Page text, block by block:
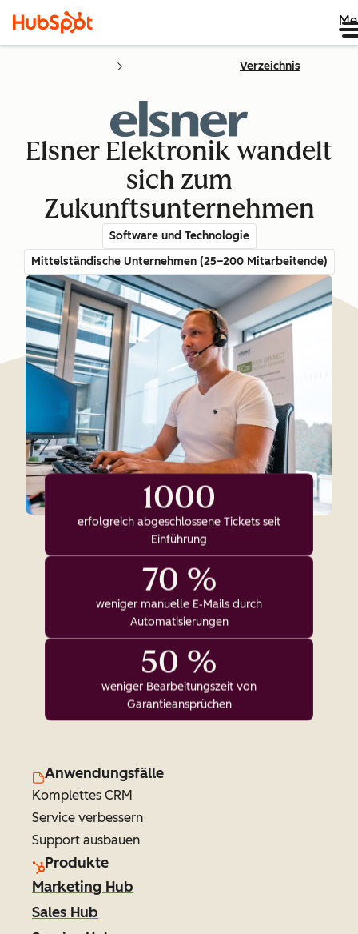
Verzeichnis
Elsner Elektronik wandelt
sich zum
Zukunftsunternehmen
Software und Technologie
Mittelständische Unternehmen (25–200 Mitarbeitende)
1000
erfolgreich abgeschlossene Tickets seit
Einführung
70 %
weniger manuelle E‑Mails durch
Automatisierungen
50 %
weniger Bearbeitungszeit von
Garantieansprüchen
Anwendungsfälle
Komplettes CRM
Service verbessern
Support ausbauen
Produkte
Marketing Hub
Sales Hub